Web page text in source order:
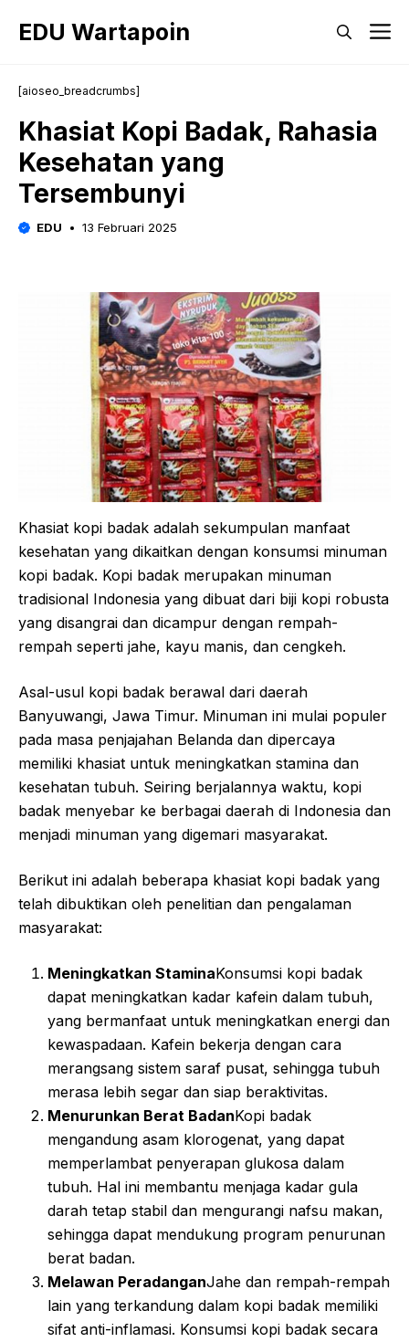
EDU Wartapoin
[aioseo_breadcrumbs]
Khasiat Kopi Badak, Rahasia
Kesehatan yang
Tersembunyi
EDU 13 Februari 2025
Khasiat kopi badak adalah sekumpulan manfaat
kesehatan yang dikaitkan dengan konsumsi minuman
kopi badak. Kopi badak merupakan minuman
tradisional Indonesia yang dibuat dari biji kopi robusta
yang disangrai dan dicampur dengan rempah-
rempah seperti jahe, kayu manis, dan cengkeh.
Asal-usul kopi badak berawal dari daerah
Banyuwangi, Jawa Timur. Minuman ini mulai populer
pada masa penjajahan Belanda dan dipercaya
memiliki khasiat untuk meningkatkan stamina dan
kesehatan tubuh. Seiring berjalannya waktu, kopi
badak menyebar ke berbagai daerah di Indonesia dan
menjadi minuman yang digemari masyarakat.
Berikut ini adalah beberapa khasiat kopi badak yang
telah dibuktikan oleh penelitian dan pengalaman
masyarakat:
Meningkatkan StaminaKonsumsi kopi badak
dapat meningkatkan kadar kafein dalam tubuh,
yang bermanfaat untuk meningkatkan energi dan
kewaspadaan. Kafein bekerja dengan cara
merangsang sistem saraf pusat, sehingga tubuh
merasa lebih segar dan siap beraktivitas.
Menurunkan Berat BadanKopi badak
mengandung asam klorogenat, yang dapat
memperlambat penyerapan glukosa dalam
tubuh. Hal ini membantu menjaga kadar gula
darah tetap stabil dan mengurangi nafsu makan,
sehingga dapat mendukung program penurunan
berat badan.
Melawan PeradanganJahe dan rempah-rempah
lain yang terkandung dalam kopi badak memiliki
sifat anti-inflamasi. Konsumsi kopi badak secara